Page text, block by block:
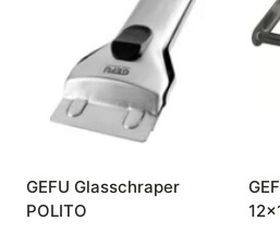
GEFU Glasschraper
POLITO